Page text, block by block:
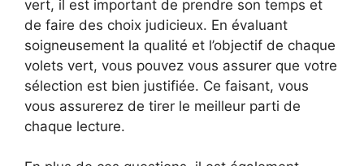
vert, il est important de prendre son temps et
de faire des choix judicieux. En évaluant
soigneusement la qualité et l’objectif de chaque
volets vert, vous pouvez vous assurer que votre
sélection est bien justifiée. Ce faisant, vous
vous assurerez de tirer le meilleur parti de
chaque lecture.